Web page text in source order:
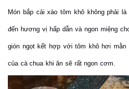
Món bắp cải xào tôm khô không phải
đến hương vị hấp dẫn và ngon miệng
giòn ngọt kết hợp với tôm khô hơi mằn
của cà chua khi ăn sẽ rất ngon cơm.